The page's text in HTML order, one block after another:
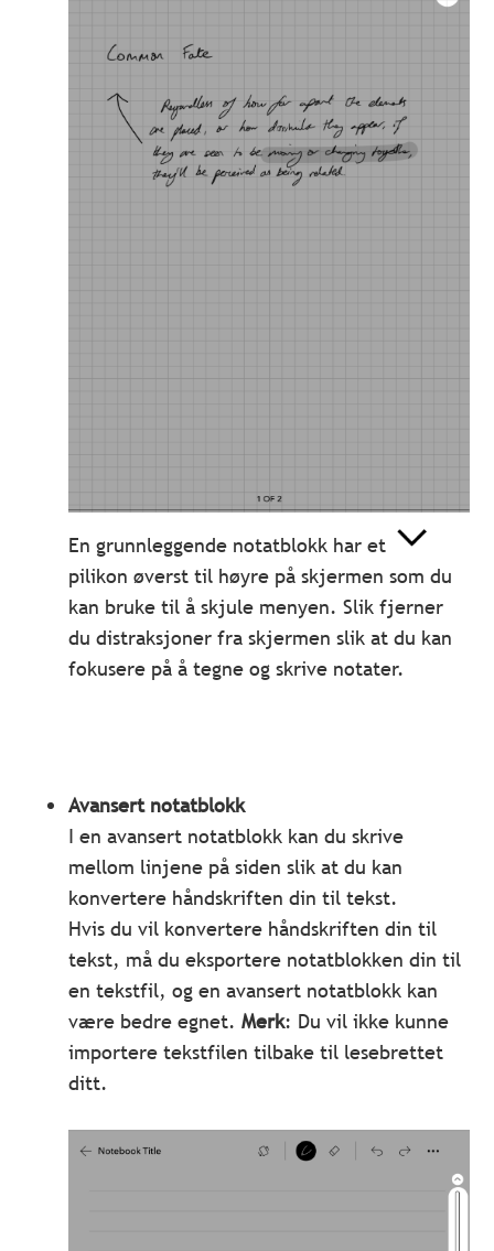
En grunnleggende notatblokk har et
pilikon øverst til høyre på skjermen som du
kan bruke til å skjule menyen. Slik fjerner
du distraksjoner fra skjermen slik at du kan
fokusere på å tegne og skrive notater.
Avansert notatblokk
I en avansert notatblokk kan du skrive
mellom linjene på siden slik at du kan
konvertere håndskriften din til tekst.
Hvis du vil konvertere håndskriften din til
tekst, må du eksportere notatblokken din til
en tekstfil, og en avansert notatblokk kan
være bedre egnet.Merk: Du vil ikke kunne
importere tekstfilen tilbake til lesebrettet
ditt.